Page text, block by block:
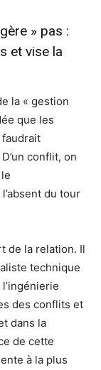
» pas :
et vise la
la « gestion
que les
faudrait
conflit, on
du tour
de la relation. Il
technique
des conflits et
dans la
de cette
à la plus